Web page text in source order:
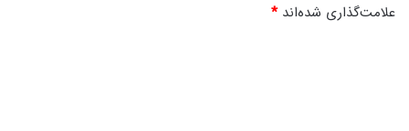
علامت‌گذاری شده‌اند*